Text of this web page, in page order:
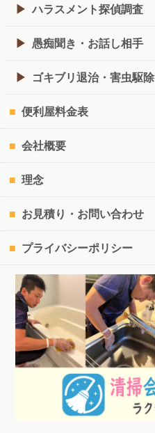
ハラスメント探偵調査
愚痴聞き・お話し相手
ゴキブリ退治・害虫駆除
便利屋料金表
会社概要
理念
お見積り・お問い合わせ
プライバシーポリシー